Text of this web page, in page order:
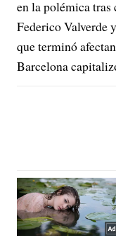
en la polémica tras
Federico Valverde
que terminó
Barcelona